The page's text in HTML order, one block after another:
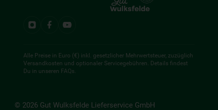
Alle Preise in Euro (€) inkl. gesetzlicher Mehrwertsteuer, zuzüglich
Versandkosten und optionaler Servicegebühren. Details findest
Du in unseren FAQs.
© 2026 Gut Wulksfelde Lieferservice GmbH